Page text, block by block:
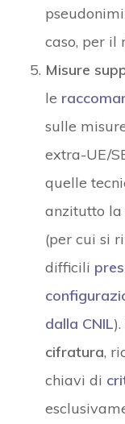
caso, per il
Misure
le
sulle
extra-UE/
quelle
anzitutto
(per cui si
difficili
dalla CNIL
cifratura,
chiavi di